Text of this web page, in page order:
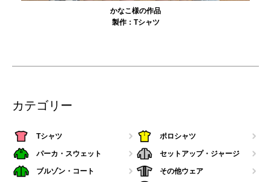
農工大硬式庭球部様の作品
製作：Tシャツ
カテゴリー
Tシャツ ポロシャツ
パーカ・スウェット セットアップ・ジャージ
ブルゾン・コート その他ウェア